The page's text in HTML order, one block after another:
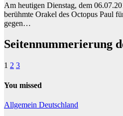
Am heutigen Dienstag, dem
berühmte Orakel des Octopus Paul
gegen…
Seitennummerierung
1 2 3
You missed
Allgemein Deutschland